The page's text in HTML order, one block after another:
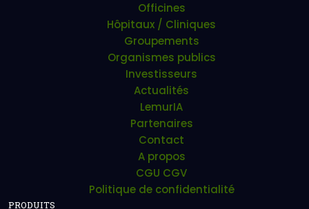
Officines
Hôpitaux / Cliniques
Groupements
Organismes publics
Investisseurs
Actualités
LemurIA
Partenaires
Contact
A propos
CGU CGV
Politique de confidentialité
PRODUITS